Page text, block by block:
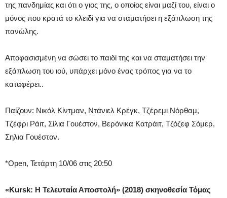
της πανδημίας και ότι ο γιος της, ο οποίος είναι μαζί του, είναι ο
μόνος που κρατά το κλειδί για να σταματήσει η εξάπλωση της
πανώλης.
Αποφασισμένη να σώσει το παιδί της και να σταματήσει την
εξάπλωση του ιού, υπάρχει μόνο ένας τρόπος για να το
καταφέρει..
Παίζουν: Νικόλ Κίντμαν, Ντάνιελ Κρέγκ, Τζέρεμι Νόρθαμ,
Τζέφρι Ράιτ, Σίλια Γουέστον, Βερόνικα Κατράιτ, Τζόζεφ Σόμερ,
Σηλια Γουέστον.
*Open, Τετάρτη 10/06 στις 20:50
«Kursk: Η Τελευταία Αποστολή» (2018) σκηνοθεσία Τόμας